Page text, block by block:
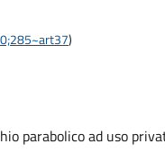
)
parabolico ad uso